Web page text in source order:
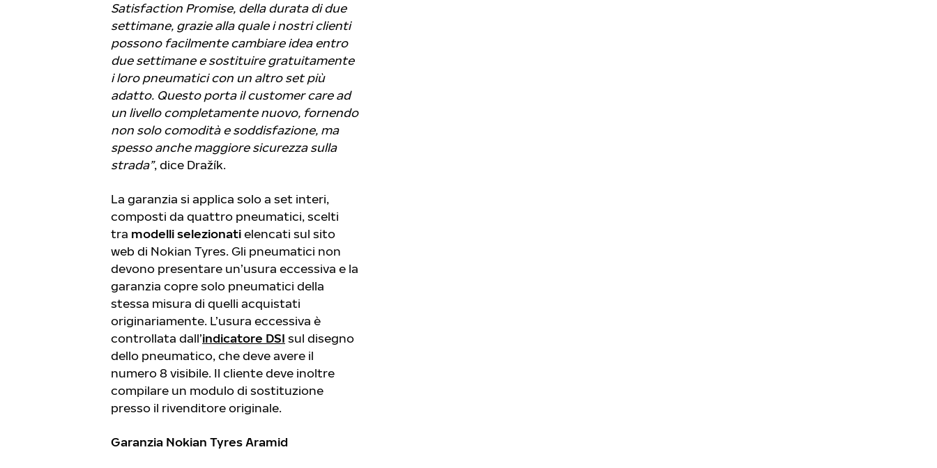
Satisfaction Promise, della durata di due
settimane, grazie alla quale i nostri clienti
possono facilmente cambiare idea entro
due settimane e sostituire gratuitamente
i loro pneumatici con un altro set più
adatto. Questo porta il customer care ad
un livello completamente nuovo, fornendo
non solo comodità e soddisfazione, ma
spesso anche maggiore sicurezza sulla
strada”, dice Dražík.
La garanzia si applica solo a set interi,
composti da quattro pneumatici, scelti
tra modelli selezionatielencati sul sito
web di Nokian Tyres. Gli pneumatici non
devono presentare un’usura eccessiva e la
garanzia copre solo pneumatici della
stessa misura di quelli acquistati
originariamente. L’usura eccessiva è
controllata dall’indicatore DSI sul disegno
dello pneumatico, che deve avere il
numero 8 visibile. Il cliente deve inoltre
compilare un modulo di sostituzione
presso il rivenditore originale.
Garanzia Nokian Tyres Aramid